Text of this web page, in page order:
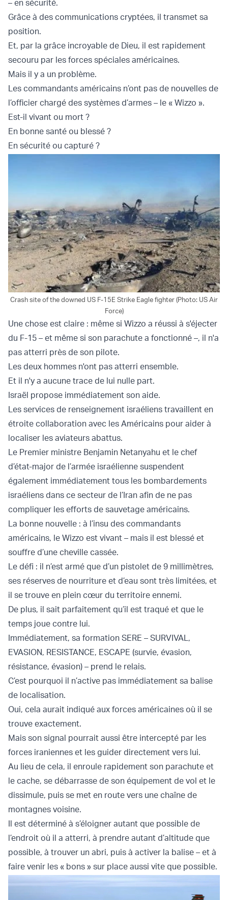
– en sécurité.
Grâce à des communications cryptées, il transmet sa
position.
Et, par la grâce incroyable de Dieu, il est rapidement
secouru par les forces spéciales américaines.
Mais il y a un problème.
Les commandants américains n’ont pas de nouvelles de
l’officier chargé des systèmes d’armes – le « Wizzo ».
Est-il vivant ou mort ?
En bonne santé ou blessé ?
En sécurité ou capturé ?
Crash site of the downed US F-15E Strike Eagle fighter (Photo: US Air
Force)
Une chose est claire : même si Wizzo a réussi à s'éjecter
du F-15 – et même si son parachute a fonctionné –, il n'a
pas atterri près de son pilote.
Les deux hommes n'ont pas atterri ensemble.
Et il n'y a aucune trace de lui nulle part.
Israël propose immédiatement son aide.
Les services de renseignement israéliens travaillent en
étroite collaboration avec les Américains pour aider à
localiser les aviateurs abattus.
Le Premier ministre Benjamin Netanyahu et le chef
d’état-major de l’armée israélienne suspendent
également immédiatement tous les bombardements
israéliens dans ce secteur de l’Iran afin de ne pas
compliquer les efforts de sauvetage américains.
La bonne nouvelle : à l’insu des commandants
américains, le Wizzo est vivant – mais il est blessé et
souffre d’une cheville cassée.
Le défi : il n’est armé que d’un pistolet de 9 millimètres,
ses réserves de nourriture et d’eau sont très limitées, et
il se trouve en plein cœur du territoire ennemi.
De plus, il sait parfaitement qu’il est traqué et que le
temps joue contre lui.
Immédiatement, sa formation SERE – SURVIVAL,
EVASION, RESISTANCE, ESCAPE (survie, évasion,
résistance, évasion) – prend le relais.
C’est pourquoi il n’active pas immédiatement sa balise
de localisation.
Oui, cela aurait indiqué aux forces américaines où il se
trouve exactement.
Mais son signal pourrait aussi être intercepté par les
forces iraniennes et les guider directement vers lui.
Au lieu de cela, il enroule rapidement son parachute et
le cache, se débarrasse de son équipement de vol et le
dissimule, puis se met en route vers une chaîne de
montagnes voisine.
Il est déterminé à s’éloigner autant que possible de
l’endroit où il a atterri, à prendre autant d’altitude que
possible, à trouver un abri, puis à activer la balise – et à
faire venir les « bons » sur place aussi vite que possible.